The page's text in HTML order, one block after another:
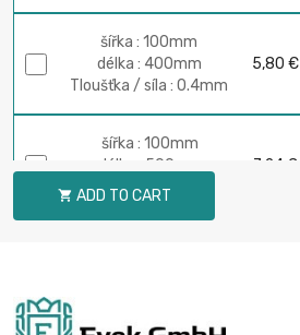
šířka : 100mm
délka : 400mm
Tloušťka / síla : 0.4mm
5,80 €
šířka : 100mm
délka : 500mm
Tloušťka / síla : 0.4mm
7,24 €
 ADD TO CART